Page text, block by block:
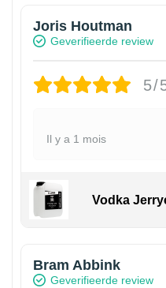
Joris Houtman
Geverifieerde review
5/
Il y a 1 mois
Vodka
Bram Abbink
Geverifieerde review